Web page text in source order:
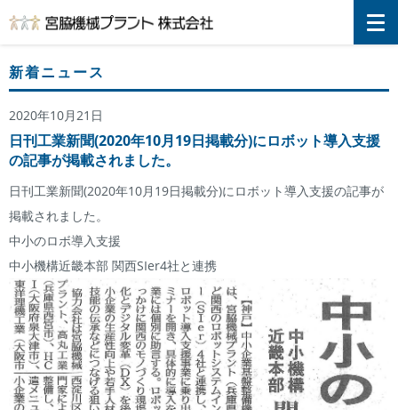
新着ニュース
2020年10月21日
日刊工業新聞(2020年10月19日掲載分)にロボット導入支援
の記事が掲載されました。
日刊工業新聞(2020年10月19日掲載分)にロボット導入支援の記事が
掲載されました。
中小のロボ導入支援
中小機構近畿本部 関西SIer4社と連携